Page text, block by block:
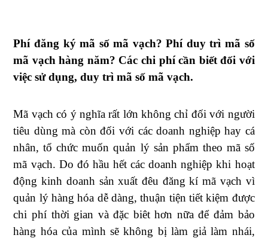
Phí đăng ký mã số mã vạch? Phí duy trì mã số
mã vạch hàng năm? Các chi phí cần biết đối với
việc sử dụng, duy trì mã số mã vạch.
Mã vạch có ý nghĩa rất lớn không chỉ đối với người
tiêu dùng mà còn đối với các doanh nghiệp hay cá
nhân, tổ chức muốn quản lý sản phẩm theo mã số
mã vạch. Do đó hầu hết các doanh nghiệp khi hoạt
động kinh doanh sản xuất đêu đăng kí mã vạch vì
quản lý hàng hóa dễ dàng, thuận tiện tiết kiệm được
chi phí thời gian và đặc biêt hơn nữa để đảm bảo
hàng hóa của mình sẽ không bị làm giả làm nhái,